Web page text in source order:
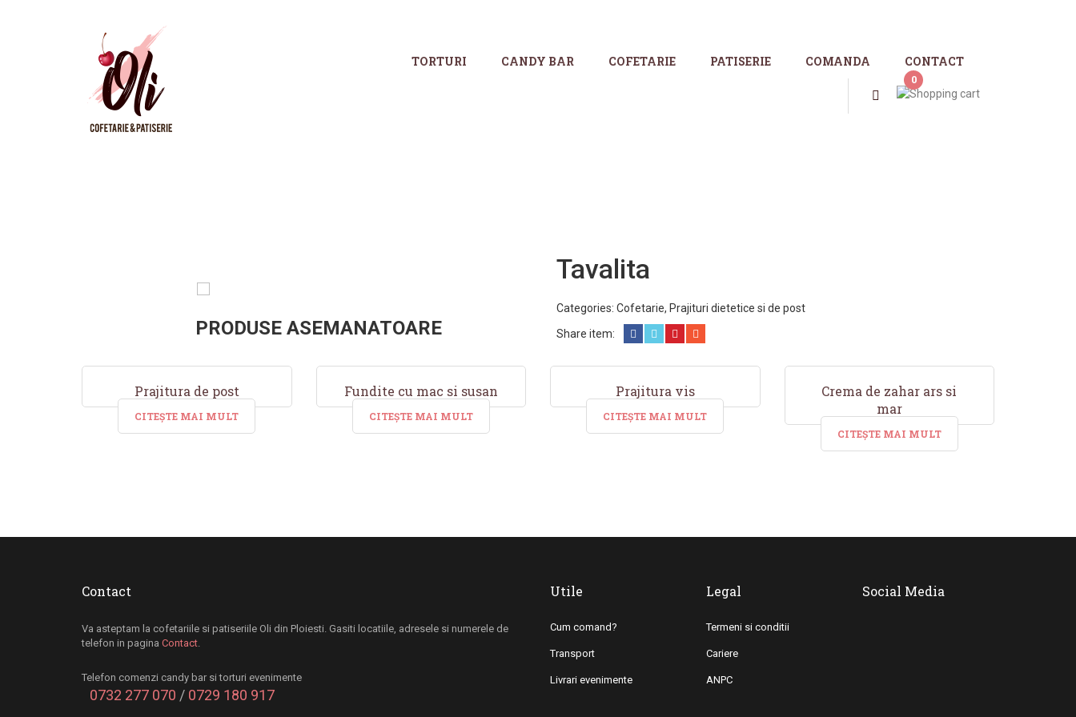
TORTURI CANDY BAR COFETARIE PATISERIE COMANDA CONTACT
0
Tavalita
Categories: Cofetarie, Prajituri dietetice si de post
Share item:
PRODUSE ASEMANATOARE
Prajitura de post
CITEȘTE MAI MULT
Fundite cu mac si susan
CITEȘTE MAI MULT
Prajitura vis
CITEȘTE MAI MULT
Crema de zahar ars si
mar
CITEȘTE MAI MULT
Contact
Va asteptam la cofetariile si patiseriile Oli din Ploiesti. Gasiti locatiile, adresele si numerele de
telefon in pagina Contact.
Telefon comenzi candy bar si torturi evenimente
0732 277 070 / 0729 180 917
Utile
Cum comand?
Transport
Livrari evenimente
Legal
Termeni si conditii
Cariere
ANPC
Social Media